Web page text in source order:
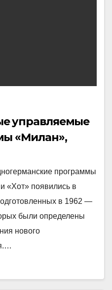
управляемые
«Милан»,
«Тоу»
программы
«Хот» появились в
в 1962 —
были определены
нового